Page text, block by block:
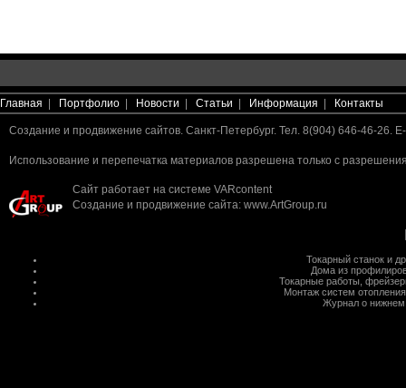
Главная Портфолио Новости Статьи Информация Контакты
Создание и продвижение сайтов. Санкт-Петербург. Тел. 8(904) 646-46-26.
Использование и перепечатка материалов разрешена только с
Сайт работает на системе VARcontent
Создание и продвижение сайта: www.ArtGroup.ru
Токарный станок и
Дома из
Токарные работы,
Монтаж систем отопления
Журнал о нижнем